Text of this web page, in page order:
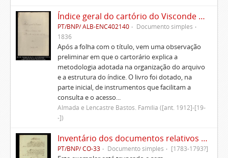
Índice geral do cartório do Visconde de Vila Nova do Souto d'El-Rei
PT/BNP/ ALB-ENC402140
Documento simples
1836
Após a folha com o título, vem uma observação
preliminar em que o cartorário explica a
metodologia adotada na organização do arquivo
e a estrutura do índice. O livro foi dotado, na
parte inicial, de instrumentos que facilitam a
consulta e o acesso...
Almada e Lencastre Bastos. Família ([ant. 1912]-[19-
-])
Inventário dos documentos relativos aos Morgados da Patameira, de Oliveira e de Caparica
PT/BNP/ CO-33 Documento simples [1783-1793?]